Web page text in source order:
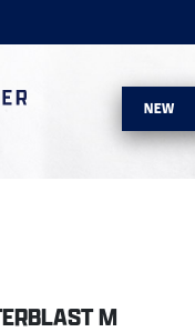
NEW
M